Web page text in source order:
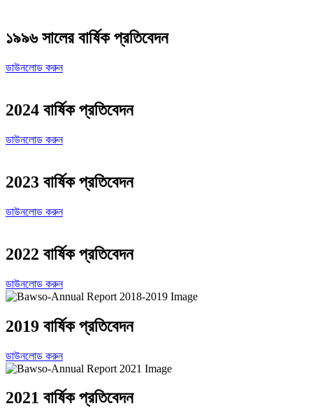
১৯৯৬ সালের বার্ষিক প্রতিবেদন
ডাউনলোড করুন
2024 বার্ষিক প্রতিবেদন
ডাউনলোড করুন
2023 বার্ষিক প্রতিবেদন
ডাউনলোড করুন
2022 বার্ষিক প্রতিবেদন
ডাউনলোড করুন
2019 বার্ষিক প্রতিবেদন
ডাউনলোড করুন
2021 বার্ষিক প্রতিবেদন